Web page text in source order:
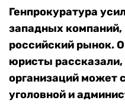
Генпрокуратура
западных
российский рынок.
юристы рассказали,
организаций может
уголовной и